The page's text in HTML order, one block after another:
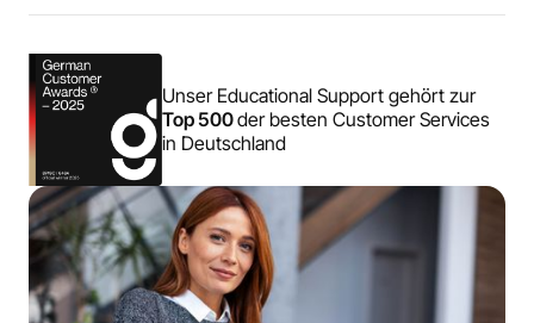
Unser Educational Support gehört zur
Top 500der besten Customer Services
in Deutschland